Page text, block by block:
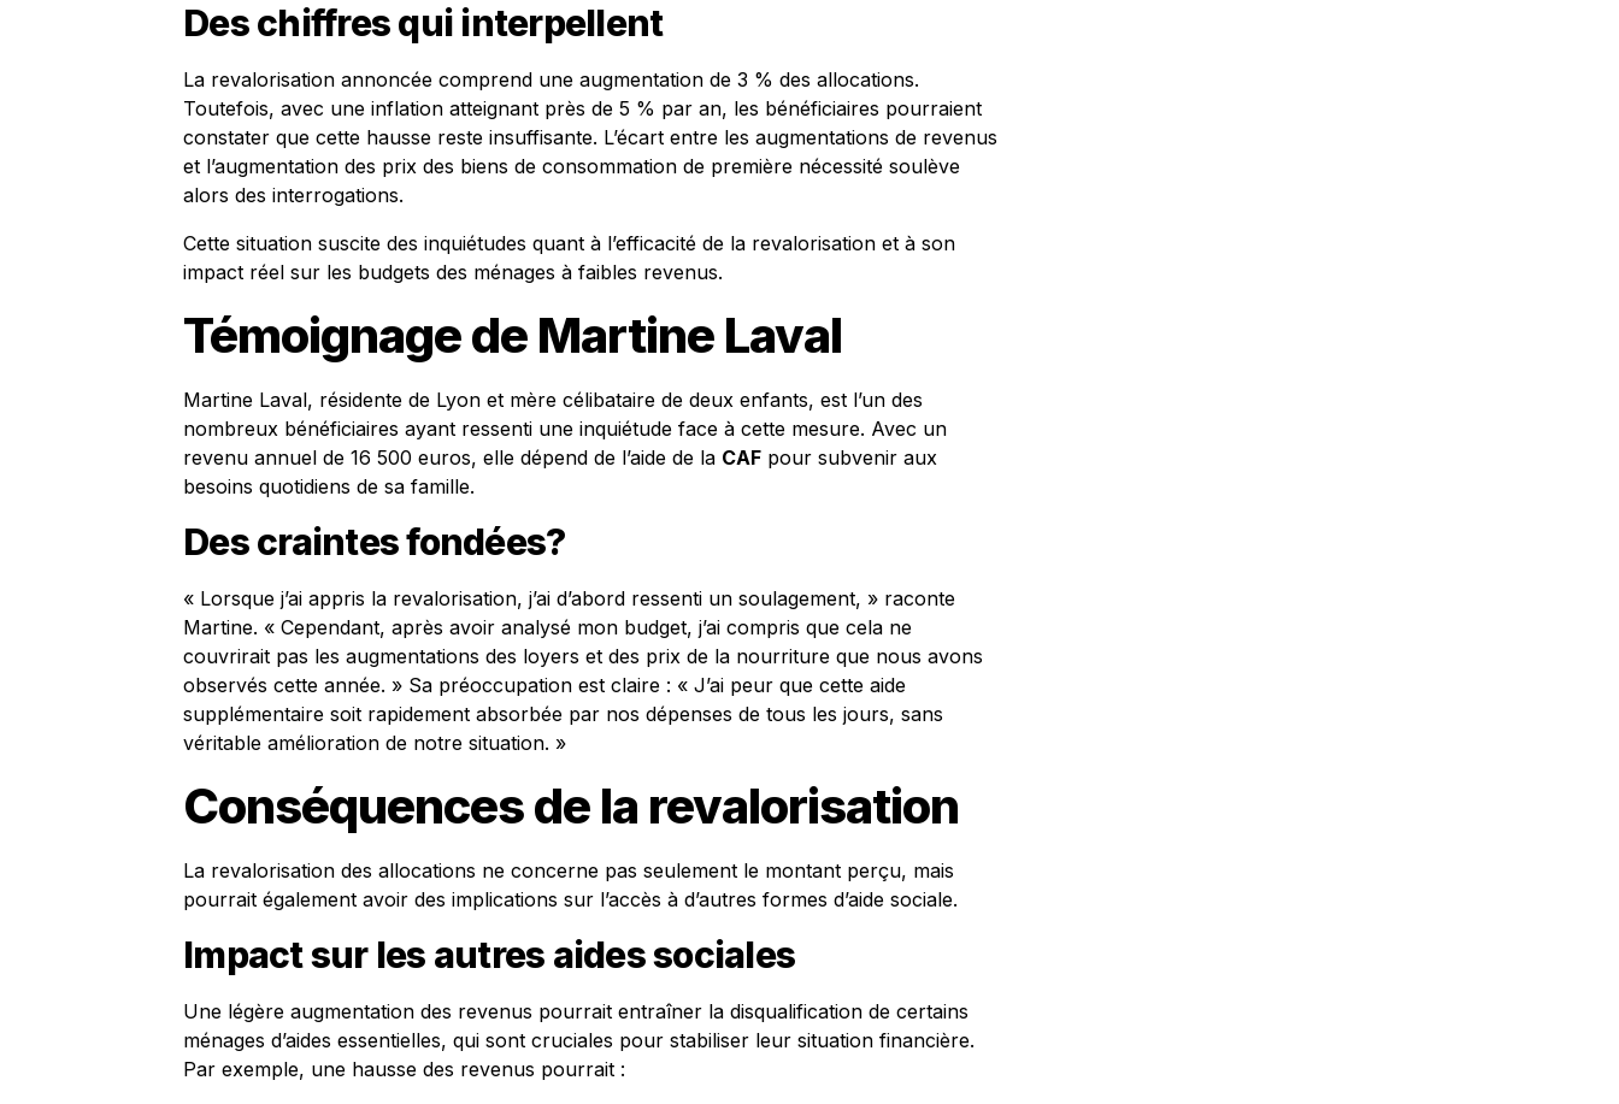
Des chiffres qui interpellent
La revalorisation annoncée comprend une augmentation de 3 % des allocations.
Toutefois, avec une inflation atteignant près de 5 % par an, les bénéficiaires pourraient
constater que cette hausse reste insuffisante. L’écart entre les augmentations de revenus
et l’augmentation des prix des biens de consommation de première nécessité soulève
alors des interrogations.
Cette situation suscite des inquiétudes quant à l’efficacité de la revalorisation et à son
impact réel sur les budgets des ménages à faibles revenus.
Témoignage de Martine Laval
Martine Laval, résidente de Lyon et mère célibataire de deux enfants, est l’un des
nombreux bénéficiaires ayant ressenti une inquiétude face à cette mesure. Avec un
revenu annuel de 16 500 euros, elle dépend de l’aide de la CAF pour subvenir aux
besoins quotidiens de sa famille.
Des craintes fondées?
« Lorsque j’ai appris la revalorisation, j’ai d’abord ressenti un soulagement, » raconte
Martine. « Cependant, après avoir analysé mon budget, j’ai compris que cela ne
couvrirait pas les augmentations des loyers et des prix de la nourriture que nous avons
observés cette année. » Sa préoccupation est claire : « J’ai peur que cette aide
supplémentaire soit rapidement absorbée par nos dépenses de tous les jours, sans
véritable amélioration de notre situation. »
Conséquences de la revalorisation
La revalorisation des allocations ne concerne pas seulement le montant perçu, mais
pourrait également avoir des implications sur l’accès à d’autres formes d’aide sociale.
Impact sur les autres aides sociales
Une légère augmentation des revenus pourrait entraîner la disqualification de certains
ménages d’aides essentielles, qui sont cruciales pour stabiliser leur situation financière.
Par exemple, une hausse des revenus pourrait :